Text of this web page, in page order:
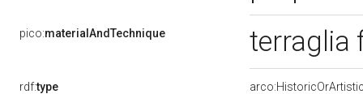
pico:materialAndTechnique terraglia
rdf:type